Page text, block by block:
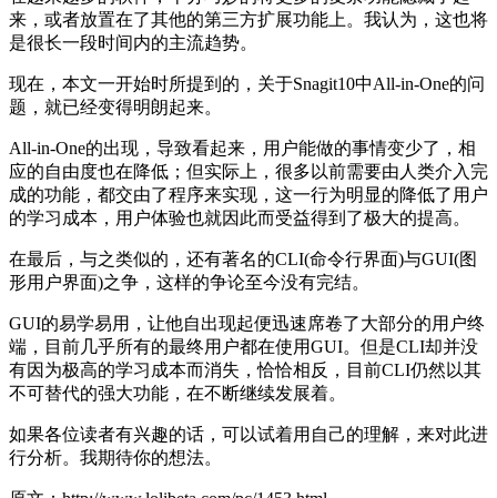
来，或者放置在了其他的第三方扩展功能上。我认为，这也将
是很长一段时间内的主流趋势。
现在，本文一开始时所提到的，关于Snagit10中All-in-One的问
题，就已经变得明朗起来。
All-in-One的出现，导致看起来，用户能做的事情变少了，相
应的自由度也在降低；但实际上，很多以前需要由人类介入完
成的功能，都交由了程序来实现，这一行为明显的降低了用户
的学习成本，用户体验也就因此而受益得到了极大的提高。
在最后，与之类似的，还有著名的CLI(命令行界面)与GUI(图
形用户界面)之争，这样的争论至今没有完结。
GUI的易学易用，让他自出现起便迅速席卷了大部分的用户终
端，目前几乎所有的最终用户都在使用GUI。但是CLI却并没
有因为极高的学习成本而消失，恰恰相反，目前CLI仍然以其
不可替代的强大功能，在不断继续发展着。
如果各位读者有兴趣的话，可以试着用自己的理解，来对此进
行分析。我期待你的想法。